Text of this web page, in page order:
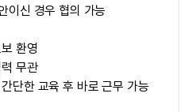
이신 경우 협의 가능
환영
무관
간단한 교육 후 바로 근무 가능